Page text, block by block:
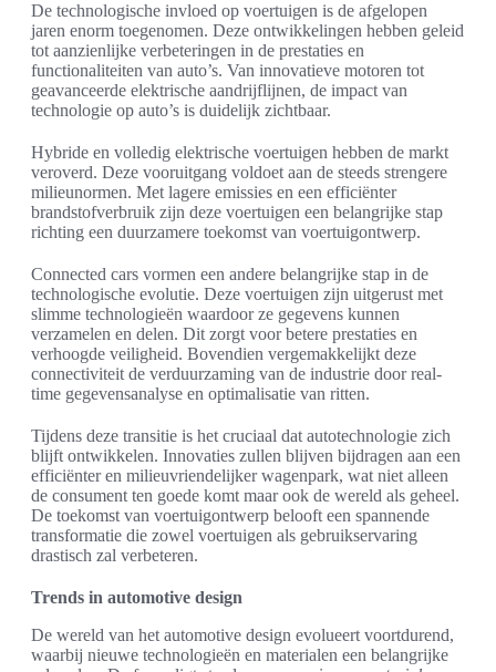
De technologische invloed op voertuigen is de afgelopen
jaren enorm toegenomen. Deze ontwikkelingen hebben geleid
tot aanzienlijke verbeteringen in de prestaties en
functionaliteiten van auto’s. Van innovatieve motoren tot
geavanceerde elektrische aandrijflijnen, de impact van
technologie op auto’s is duidelijk zichtbaar.
Hybride en volledig elektrische voertuigen hebben de markt
veroverd. Deze vooruitgang voldoet aan de steeds strengere
milieunormen. Met lagere emissies en een efficiënter
brandstofverbruik zijn deze voertuigen een belangrijke stap
richting een duurzamere toekomst van voertuigontwerp.
Connected cars vormen een andere belangrijke stap in de
technologische evolutie. Deze voertuigen zijn uitgerust met
slimme technologieën waardoor ze gegevens kunnen
verzamelen en delen. Dit zorgt voor betere prestaties en
verhoogde veiligheid. Bovendien vergemakkelijkt deze
connectiviteit de verduurzaming van de industrie door real-
time gegevensanalyse en optimalisatie van ritten.
Tijdens deze transitie is het cruciaal dat autotechnologie zich
blijft ontwikkelen. Innovaties zullen blijven bijdragen aan een
efficiënter en milieuvriendelijker wagenpark, wat niet alleen
de consument ten goede komt maar ook de wereld als geheel.
De toekomst van voertuigontwerp belooft een spannende
transformatie die zowel voertuigen als gebruikservaring
drastisch zal verbeteren.
Trends in automotive design
De wereld van het automotive design evolueert voortdurend,
waarbij nieuwe technologieën en materialen een belangrijke